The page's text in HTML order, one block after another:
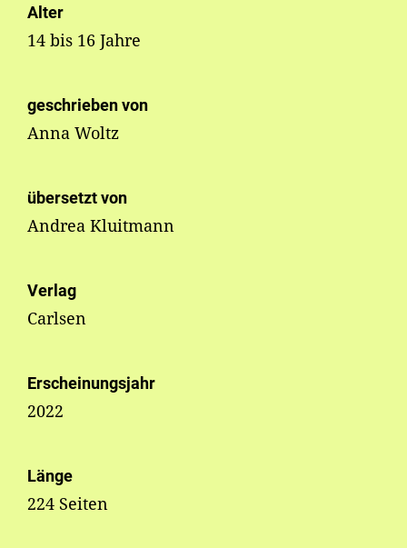
Alter
14 bis 16 Jahre
geschrieben von
Anna Woltz
übersetzt von
Andrea Kluitmann
Verlag
Carlsen
Erscheinungsjahr
2022
Länge
224 Seiten